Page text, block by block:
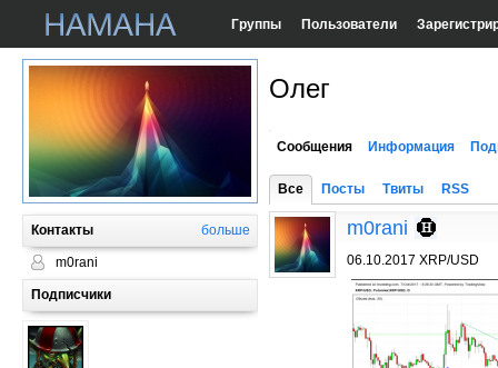
Группы Пользователи
Контакты больше
m0rani
Подписчики
Олег
Сообщения Информация
Все Посты Твиты RSS
m0rani
06.10.2017 XRP/USD